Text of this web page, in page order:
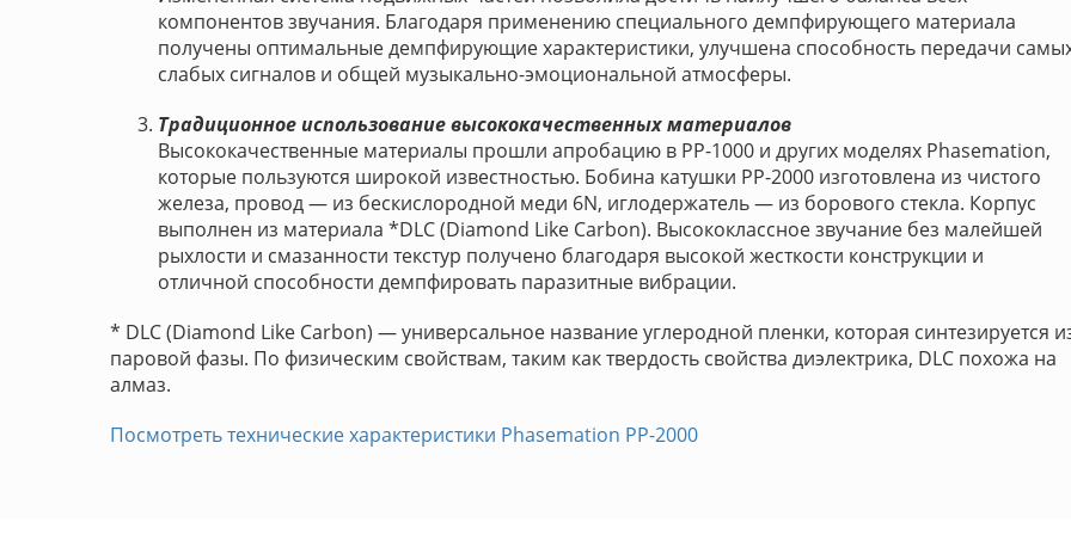
компонентов звучания. Благодаря применению специального демпфирующего материала
получены оптимальные демпфирующие характеристики, улучшена способность передачи
слабых сигналов и общей музыкально-эмоциональной атмосферы.
Традиционное использование высококачественных материалов
Высококачественные материалы прошли апробацию в PP-1000 и других моделях Phasemation,
которые пользуются широкой известностью. Бобина катушки PP-2000 изготовлена из чистого
железа, провод — из бескислородной меди 6N, иглодержатель — из борового стекла. Корпус
выполнен из материала *DLC (Diamond Like Carbon). Высококлассное звучание без малейшей
рыхлости и смазанности текстур получено благодаря высокой жесткости конструкции и
отличной способности демпфировать паразитные вибрации.
* DLC (Diamond Like Carbon) — универсальное название углеродной пленки, которая синтезируется
паровой фазы. По физическим свойствам, таким как твердость свойства диэлектрика, DLC похожа на
алмаз.
Посмотреть технические характеристики Phasemation PP-2000